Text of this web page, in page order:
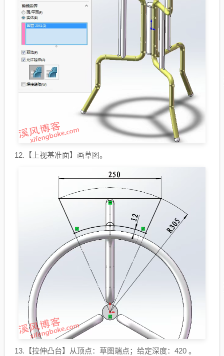
12.【上视基准面】画草图。
13.【拉伸凸台】从顶点：草图端点；给定深度：420 。